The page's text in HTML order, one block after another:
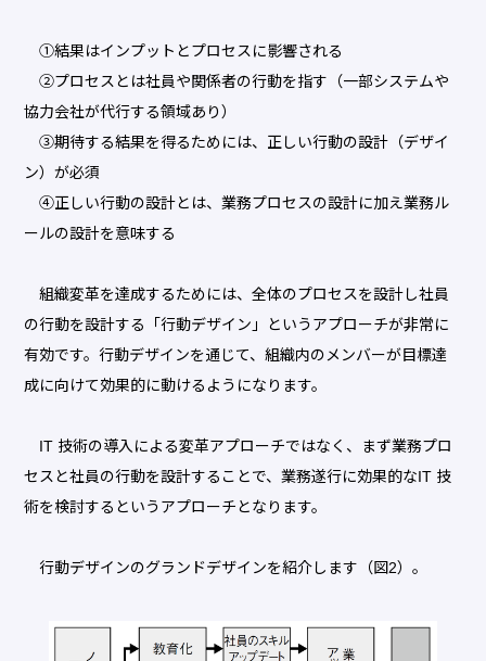
①結果はインプットとプロセスに影響される
②プロセスとは社員や関係者の行動を指す（一部システムや
協力会社が代行する領域あり）
③期待する結果を得るためには、正しい行動の設計（デザイ
ン）が必須
④正しい行動の設計とは、業務プロセスの設計に加え業務ル
ールの設計を意味する
組織変革を達成するためには、全体のプロセスを設計し社員
の行動を設計する「行動デザイン」というアプローチが非常に
有効です。行動デザインを通じて、組織内のメンバーが目標達
成に向けて効果的に動けるようになります。
IT 技術の導入による変革アプローチではなく、まず業務プロ
セスと社員の行動を設計することで、業務遂行に効果的なIT 技
術を検討するというアプローチとなります。
行動デザインのグランドデザインを紹介します（図2）。